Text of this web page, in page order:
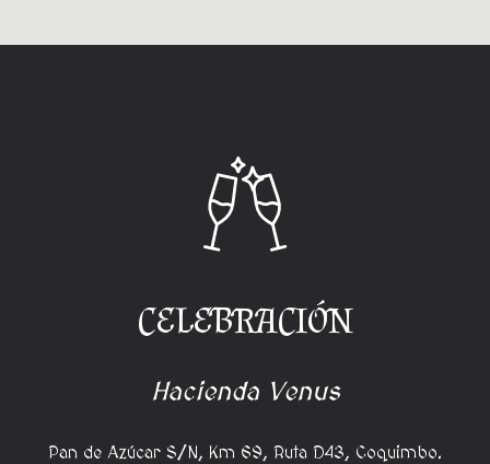
CELEBRACIÓN
Hacienda Venus
Pan de Azúcar S/N, Km 69, Ruta D43, Coquimbo.